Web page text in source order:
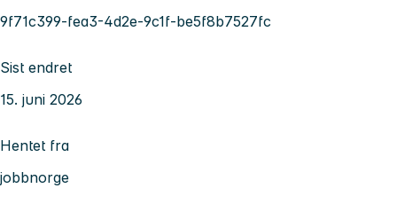
9f71c399-fea3-4d2e-9c1f-be5f8b7527fc
Sist endret
15. juni 2026
Hentet fra
jobbnorge